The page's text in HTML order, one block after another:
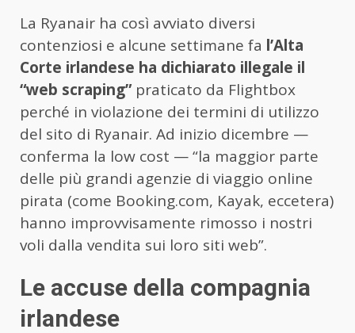
La Ryanair ha così avviato diversi
contenziosi e alcune settimane fa l’Alta
Corte irlandese ha dichiarato illegale il
“web scraping”praticato da Flightbox
perché in violazione dei termini di utilizzo
del sito di Ryanair. Ad inizio dicembre —
conferma la low cost — “la maggior parte
delle più grandi agenzie di viaggio online
pirata (come Booking.com, Kayak, eccetera)
hanno improvvisamente rimosso i nostri
voli dalla vendita sui loro siti web”.
Le accuse della compagnia
irlandese